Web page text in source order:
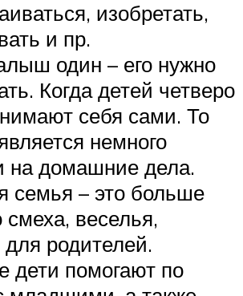
изобретать,
и пр.
один – его нужно
Когда детей четверо
себя сами. То
немного
на домашние дела.
семья – это больше
смеха, веселья,
для родителей.
дети помогают по